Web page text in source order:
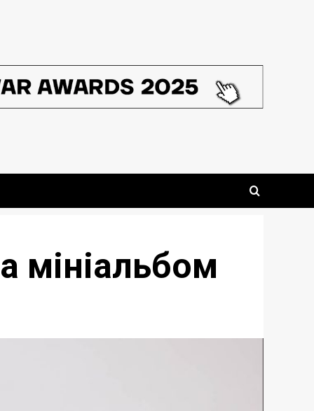
мініальбом